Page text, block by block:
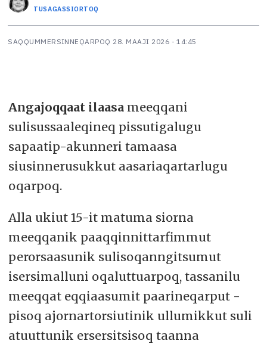
TUSAGASSIORTOQ
SAQQUMMERSINNEQARPOQ 28. MAAJI 2026 - 14:45
Angajoqqaat ilaasameeqqani
sulisussaaleqineq pissutigalugu
sapaatip-akunneri tamaasa
siusinnerusukkut aasariaqartarlugu
oqarpoq.
Alla ukiut 15-it matuma siorna
meeqqanik paaqqinnittarfimmut
perorsaasunik sulisoqanngitsumut
isersimalluni oqaluttuarpoq, tassanilu
meeqqat eqqiaasumit paarineqarput -
pisoq ajornartorsiutinik ullumikkut suli
atuuttunik ersersitsisoq taanna